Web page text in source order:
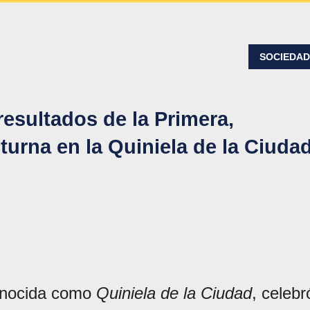
SOCIEDAD
de la Primera,
en la Quiniela de la
como Quiniela de la Ciudad,